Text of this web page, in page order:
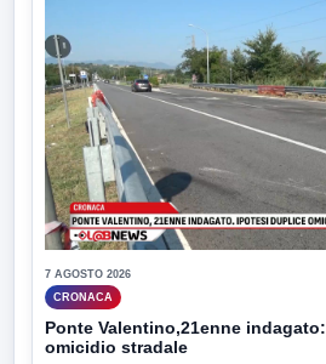
7 AGOSTO 2026
CRONACA
Ponte Valentino,21enne
omicidio stradale